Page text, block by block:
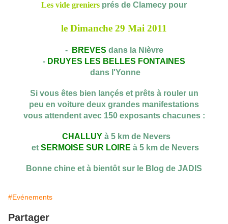
Les vide greniers prés de Clamecy pour
le Dimanche 29 Mai 2011
- BREVES dans la Nièvre
- DRUYES LES BELLES FONTAINES
dans l'Yonne
Si vous êtes bien lançés et prêts à rouler un
peu en voiture deux grandes manifestations
vous attendent avec 150 exposants chacunes :
CHALLUYà 5 km de Nevers
et SERMOISE SUR LOIRE à 5 km de Nevers
Bonne chine et à bientôt sur le Blog de JADIS
#Evénements
Partager